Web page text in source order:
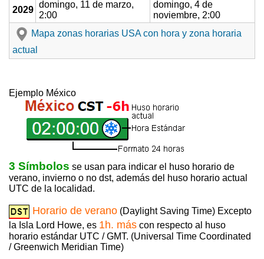
2029
domingo, 11 de marzo,
2:00
domingo, 4 de
noviembre, 2:00
Mapa zonas horarias USA con hora y zona horaria
actual
Ejemplo México
3 Símbolos se usan para indicar el huso horario de
verano, invierno o no dst, además del huso horario actual
UTC de la localidad.
Horario de verano (Daylight Saving Time) Excepto
la Isla Lord Howe, es 1h. más con respecto al huso
horario estándar UTC / GMT. (Universal Time Coordinated
/ Greenwich Meridian Time)